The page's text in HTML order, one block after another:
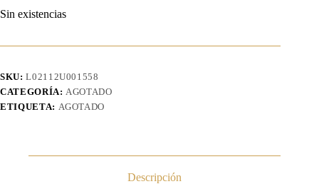
Sin existencias
SKU:L02112U001558
CATEGORÍA:AGOTADO
ETIQUETA: AGOTADO
Descripción